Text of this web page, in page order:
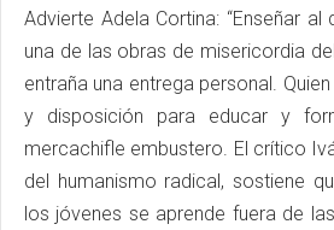
Advierte Adela Cortina: “Enseñar
una de las obras de misericordia
entraña una entrega personal.
y disposición para educar y
mercachifle embustero. El crítico
del humanismo radical, sostiene
los jóvenes se aprende fuera de